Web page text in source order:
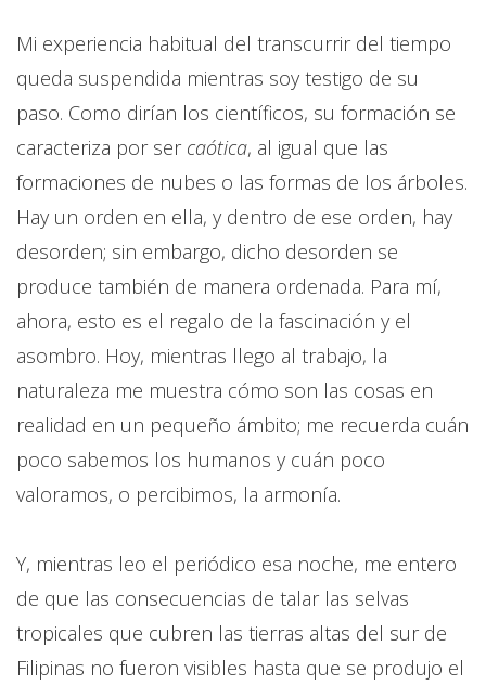
Mi experiencia habitual del transcurrir del tiempo
queda suspendida mientras soy testigo de su
paso. Como dirían los científicos, su formación se
caracteriza por ser caótica, al igual que las
formaciones de nubes o las formas de los árboles.
Hay un orden en ella, y dentro de ese orden, hay
desorden; sin embargo, dicho desorden se
produce también de manera ordenada. Para mí,
ahora, esto es el regalo de la fascinación y el
asombro. Hoy, mientras llego al trabajo, la
naturaleza me muestra cómo son las cosas en
realidad en un pequeño ámbito; me recuerda cuán
poco sabemos los humanos y cuán poco
valoramos, o percibimos, la armonía.
Y, mientras leo el periódico esa noche, me entero
de que las consecuencias de talar las selvas
tropicales que cubren las tierras altas del sur de
Filipinas no fueron visibles hasta que se produjo el